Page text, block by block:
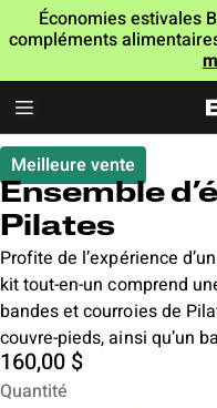
Économies estivales
compléments
Meilleure vente
Ensemble
Pilates
Profite de l’expérience
kit tout-en-un comprend
bandes et courroies de
couvre-pieds, ainsi qu’un
160,00 $
Quantité